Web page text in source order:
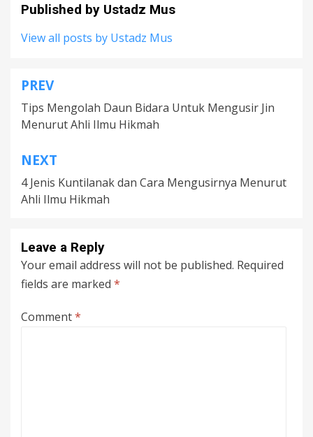
Published by Ustadz Mus
View all posts by Ustadz Mus
Post
navigation
PREV
Tips Mengolah Daun Bidara Untuk Mengusir Jin
Menurut Ahli Ilmu Hikmah
NEXT
4 Jenis Kuntilanak dan Cara Mengusirnya Menurut
Ahli Ilmu Hikmah
Leave a Reply
Your email address will not be published. Required
fields are marked *
Comment*